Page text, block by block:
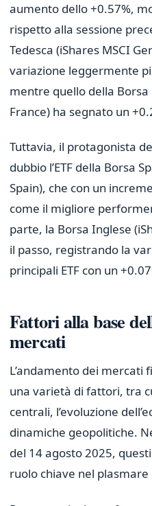
aumento dello +0.57%,
rispetto alla sessione
Tedesca (iShares MSCI
variazione leggermente
mentre quello della Borsa
France) ha segnato un
Tuttavia, il protagonista
dubbio l’ETF della Borsa
Spain), che con un
come il migliore
parte, la Borsa Inglese
il passo, registrando la
principali ETF con un
Fattori alla base
mercati
L’andamento dei mercati
una varietà di fattori, tra
centrali, l’evoluzione
dinamiche geopolitiche.
del 14 agosto 2025,
ruolo chiave nel